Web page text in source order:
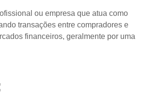
ou empresa que atua como
transações entre compradores e
financeiros, geralmente por uma